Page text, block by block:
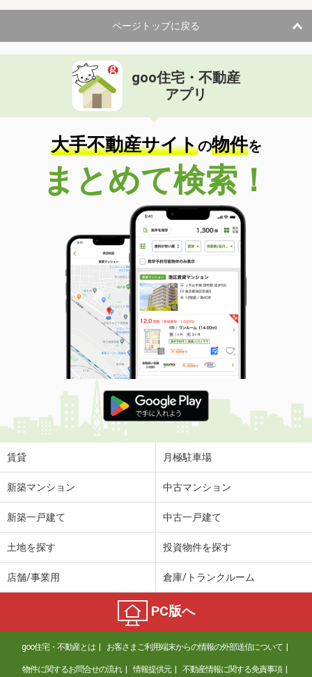
ページトップに戻る
goo住宅・不動産
アプリ
大手不動産サイトの物件を
まとめて検索！
賃貸 月極駐車場
新築マンション 中古マンション
新築一戸建て 中古一戸建て
土地を探す 投資物件を探す
店舗/事業用 倉庫/トランクルーム
PC版へ
goo住宅・不動産とは お客さまご利用端末からの情報の外部送信について
物件に関するお問合せの流れ 情報提供元 不動産情報に関する免責事項